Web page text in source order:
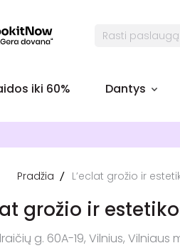
iki 60% Dantys
Pradžia L’eclat grožio ir
grožio ir
g. 60A-19, Vilnius, Vilniaus